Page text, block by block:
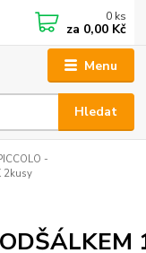
Menu
Hledat
0 ks
za 0,00 Kč
-
2kusy